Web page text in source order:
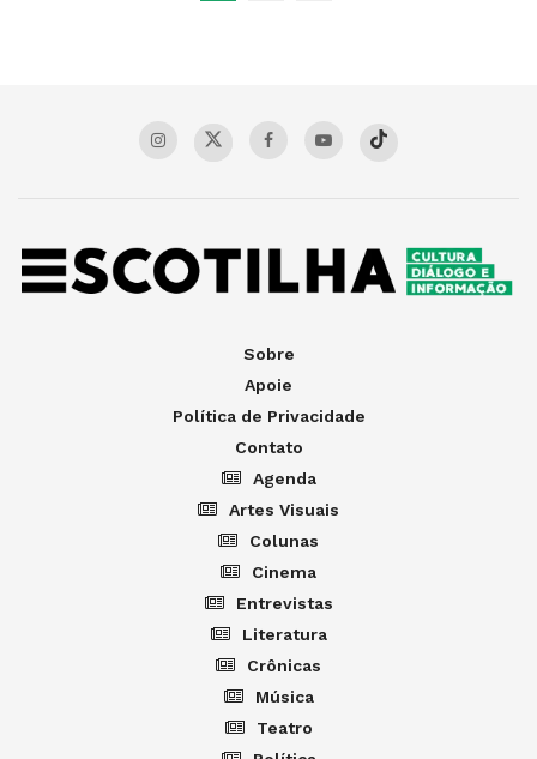
Sobre
Apoie
Política de Privacidade
Contato
Agenda
Artes Visuais
Colunas
Cinema
Entrevistas
Literatura
Crônicas
Música
Teatro